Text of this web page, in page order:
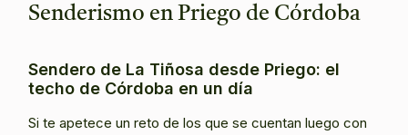
Senderismo en Priego de Córdoba
Sendero de La Tiñosa desde Priego: el
techo de Córdoba en un día
Si te apetece un reto de los que se cuentan luego con